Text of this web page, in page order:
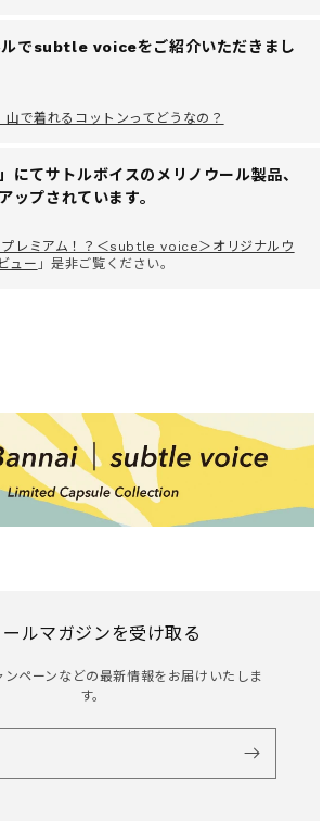
ルでsubtle voiceをご紹介いただきまし
山で着れるコットンってどうなの？
にてサトルボイスのメリノウール製品、
ップされています。
プレミアム！？＜subtle voice＞オリジナルウ
ュー 」是非ご覧ください。
ールマガジンを受け取る
ンペーンなどの最新情報をお届けいたしま
す。